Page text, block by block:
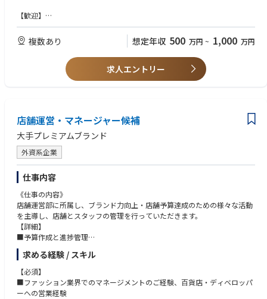
・コンビニ本部・専門店・D2Cでの経験を、より裁量の大きな全国ブラン
ドMDで活かしたい方
■部門構成
既存部署：責任者の兼務解除に伴い本ポジションを募集
男女比：男性1名・女性6名
今後は路面店なども出店強化したいと考えております。
【歓迎】
■マネジメント経験
■小規模店舗における店舗開発経験
【求める人物像】
■スピード感を持って主体的に取り組むことができる方
複数あり 想定年収 500 万円 ~ 1,000 万円
求人エントリー
店舗運営・マネージャー候補
大手プレミアムブランド
外資系企業
仕事内容
《仕事の内容》
店舗運営部に所属し、ブランド力向上・店舗予算達成のための様々な活動
を主導し、店舗とスタッフの管理を行っていただきます。
【詳細】
■予算作成と進捗管理
■ブランド力向上のための店舗環境の最適化
■百貨店・ディベロッパーとの調整(20店舗・アウトレット5店舗）
■人材管理と育成
■その他の付随業務
■店長会議・営業会議等の進行
求める経験 / スキル
【必須】
■ファッション業界でのマネージメントのご経験、百貨店・ディベロッパ
ーへの営業経験